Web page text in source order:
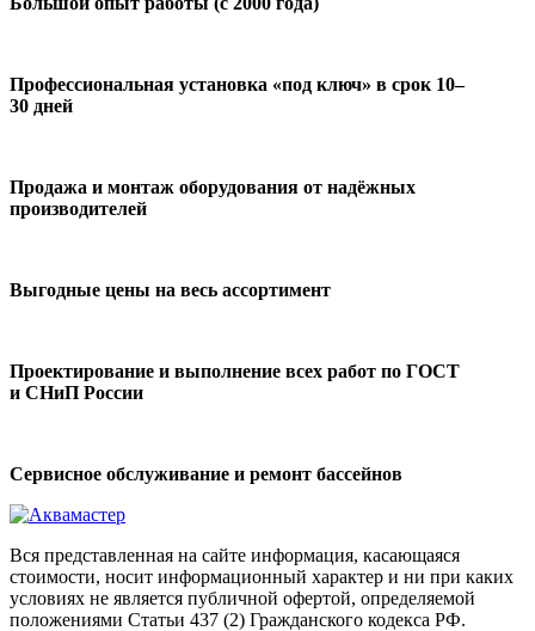
Профессиональная установка «под ключ» в срок 10–
30 дней
Продажа и монтаж оборудования от надёжных
производителей
Выгодные цены на весь ассортимент
Проектирование и выполнение всех работ по ГОСТ
и СНиП России
Сервисное обслуживание и ремонт бассейнов
Вся представленная на сайте информация, касающаяся
стоимости, носит информационный характер и ни при каких
условиях не является публичной офертой, определяемой
положениями Статьи 437 (2) Гражданского кодекса РФ.